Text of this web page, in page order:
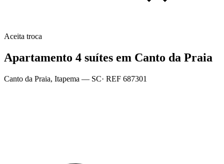
Aceita troca
Apartamento 4 suítes em Canto da Praia
Canto da Praia, Itapema — SC· REF 687301